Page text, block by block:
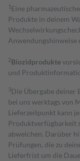
1 Eine
Produkte in deinem
Anwendungshinweise
2Biozidprodukte
und
3Die Übergabe deiner
bei uns werktags von
Lieferzeitpunkt kann
Produktverfügbarkeit
abweichen. Darüber
Prüfungen, die zu
Lieferfrist um die